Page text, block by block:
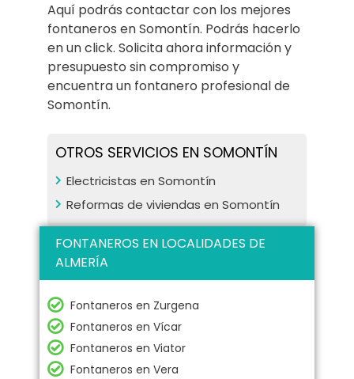
Aquí podrás contactar con los mejores
fontaneros en Somontín. Podrás hacerlo
en un click. Solicita ahora información y
presupuesto sin compromiso y
encuentra un fontanero profesional de
Somontín.
OTROS SERVICIOS EN SOMONTÍN
Electricistas en Somontín
Reformas de viviendas en Somontín
FONTANEROS EN LOCALIDADES DE
ALMERÍA
Fontaneros en Zurgena
Fontaneros en Vícar
Fontaneros en Viator
Fontaneros en Vera